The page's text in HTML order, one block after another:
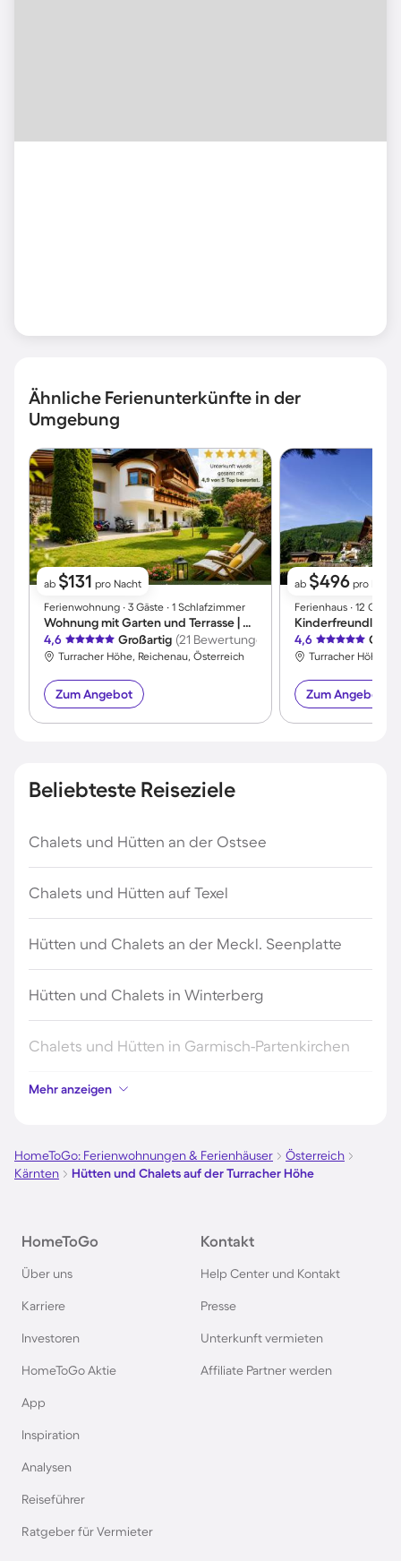
Ähnliche Ferienunterkünfte in der
Umgebung
ab $131 pro Nacht
Ferienwohnung ∙ 3 Gäste ∙ 1 Schlafzimmer
Wohnung mit Garten und Terrasse | Bergblick
4,6
Großartig (21 Bewertungen)
Turracher Höhe, Reichenau, Österreich
Zum Angebot
ab $496 pro Nacht
Ferienhaus ∙ 12
4,6
Turracher Höhe,
Zum Angebot
Beliebteste Reiseziele
Chalets und Hütten an der Ostsee
Chalets und Hütten auf Texel
Hütten und Chalets an der Meckl. Seenplatte
Hütten und Chalets in Winterberg
Chalets und Hütten in Garmisch-Partenkirchen
Chalets und Hütten in Sölden
Chalets und Hütten in Zandvoort
Chalets und Hütten im Sauerland
Hütten und Chalets im Montafon
Chalets und Hütten in Schladming
Chalets und Hütten in Zell am See
Mehr anzeigen
HomeToGo: Ferienwohnungen & Ferienhäuser
Österreich
Kärnten
Hütten und Chalets auf der Turracher Höhe
HomeToGo
Über uns
Karriere
Investoren
HomeToGo Aktie
App
Inspiration
Analysen
Reiseführer
Ratgeber für Vermieter
Kontakt
Help Center und Kontakt
Presse
Unterkunft vermieten
Affiliate Partner werden